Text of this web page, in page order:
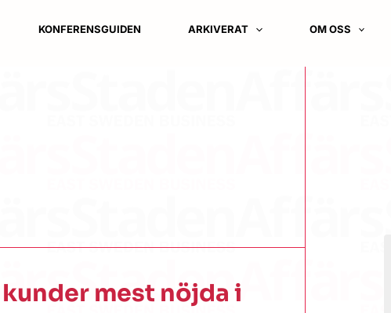
KONFERENSGUIDEN ARKIVERAT OM OSS
mest nöjda i